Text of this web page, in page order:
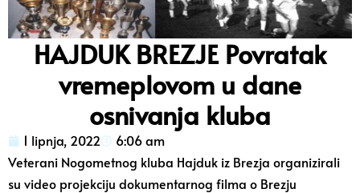
HAJDUK BREZJE Povratak
vremeplovom u dane
osnivanja kluba
1 lipnja, 2022
6:06 am
Veterani Nogometnog kluba Hajduk iz Brezja organizirali
su video projekciju dokumentarnog filma o Brezju